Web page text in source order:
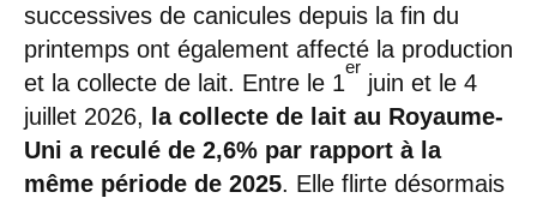
successives de canicules depuis la fin du
printemps ont également affecté la production
et la collecte de lait. Entre le 1
er
juin et le 4
juillet 2026,
la collecte de lait au Royaume-
Uni a reculé de 2,6% par rapport à la
même période de 2025. Elle flirte désormais